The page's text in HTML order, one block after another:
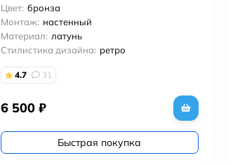
Цвет: бронза
Монтаж: настенный
Материал: латунь
Стилистика дизайна: ретро
4.7 31
6 500 ₽
Быстрая покупка